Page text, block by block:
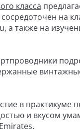
класса
на
а также на
в практикуме
и вкусом